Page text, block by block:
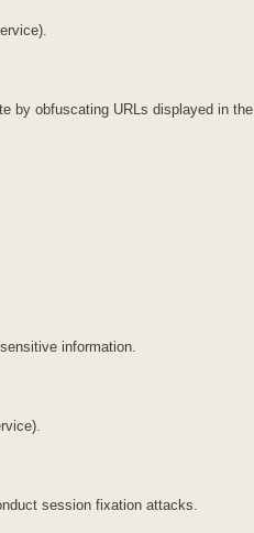
by obfuscating URLs displayed in the
information.
session fixation attacks.